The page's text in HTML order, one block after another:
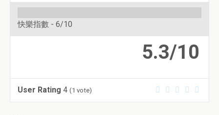
快樂指數 - 6/10
5.3/10
User Rating 4 (1 vote)